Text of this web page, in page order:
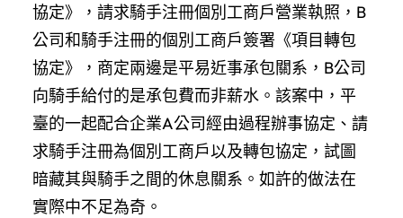
協定》，請求騎手注冊個別工商戶營業執照，B
公司和騎手注冊的個別工商戶簽署《項目轉包
協定》，商定兩邊是平易近事承包關系，B公司
向騎手給付的是承包費而非薪水。該案中，平
臺的一起配合企業A公司經由過程辦事協定、請
求騎手注冊為個別工商戶以及轉包協定，試圖
暗藏其與騎手之間的休息關系。如許的做法在
實際中不足為奇。